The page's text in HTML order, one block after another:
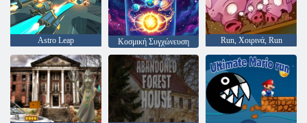
Astro Leap Κοσμική Συγχώνευση Run, Χοιρινά, Run